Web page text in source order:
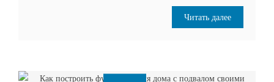
Читать далее